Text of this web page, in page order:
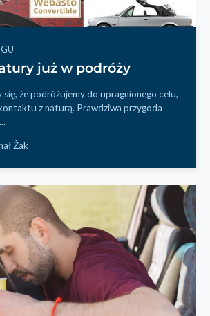
już w podróży
się, że podróżujemy do upragnionego celu,
z naturą. Prawdziwa przygoda
Żak